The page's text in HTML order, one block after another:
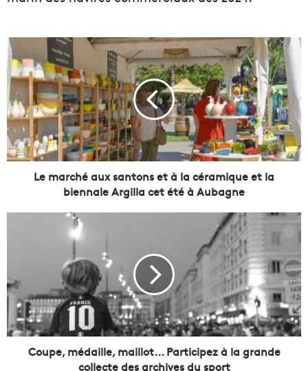
L
e
m
a
r
c
h
é
a
s
à
Le marché aux santons et à la céramique et la
biennale Argilla cet été à Aubagne
e
,
m
é
d
Coupe, médaille, maillot... Participez à la grande
collecte des archives du sport